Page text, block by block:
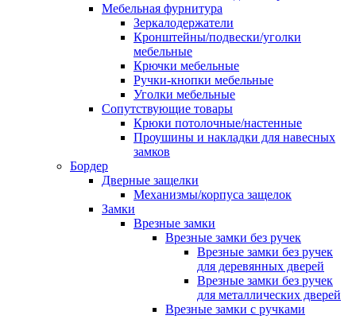
Мебельная фурнитура
Зеркалодержатели
Кронштейны/подвески/уголки
мебельные
Крючки мебельные
Ручки-кнопки мебельные
Уголки мебельные
Сопутствующие товары
Крюки потолочные/настенные
Проушины и накладки для навесных
замков
Бордер
Дверные защелки
Механизмы/корпуса защелок
Замки
Врезные замки
Врезные замки без ручек
Врезные замки без ручек
для деревянных дверей
Врезные замки без ручек
для металлических дверей
Врезные замки с ручками